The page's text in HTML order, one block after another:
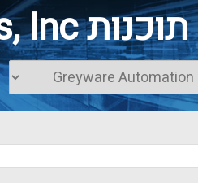
תוכנות Greyware Automation Products, Inc